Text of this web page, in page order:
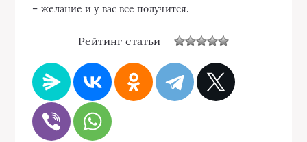
– желание и у вас все получится.
Рейтинг статьи